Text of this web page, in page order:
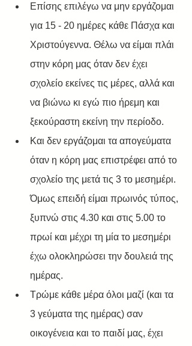
Επίσης επιλέγω να μην εργάζομαι
για 15 - 20 ημέρες κάθε Πάσχα και
Χριστούγεννα. Θέλω να είμαι πλάι
στην κόρη μας όταν δεν έχει
σχολείο εκείνες τις μέρες, αλλά και
να βιώνω κι εγώ πιο ήρεμη και
ξεκούραστη εκείνη την περίοδο.
Και δεν εργάζομαι τα απογεύματα
όταν η κόρη μας επιστρέφει από το
σχολείο της μετά τις 3 το μεσημέρι.
Όμως επειδή είμαι πρωινός τύπος,
ξυπνώ στις 4.30 και στις 5.00 το
πρωί και μέχρι τη μία το μεσημέρι
έχω ολοκληρώσει την δουλειά της
ημέρας.
Τρώμε κάθε μέρα όλοι μαζί (και τα
3 γεύματα της ημέρας) σαν
οικογένεια και το παιδί μας, έχει